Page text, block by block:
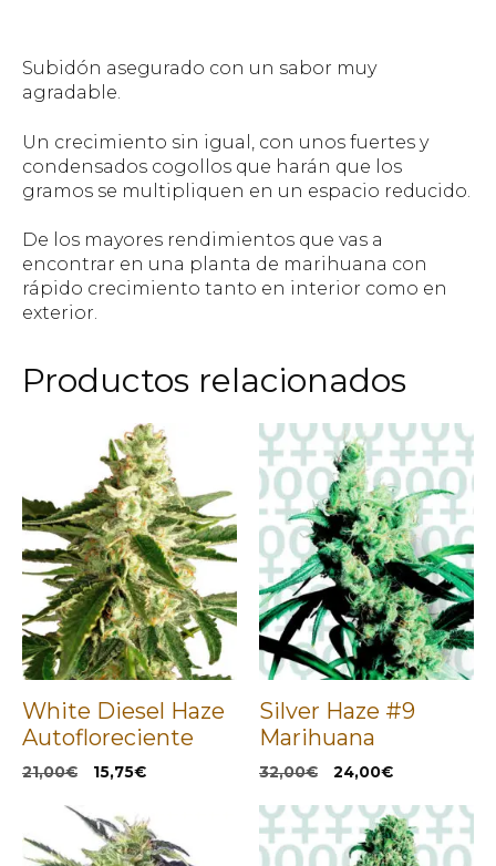
Subidón asegurado con un sabor muy
agradable.
Un crecimiento sin igual, con unos fuertes y
condensados cogollos que harán que los
gramos se multipliquen en un espacio reducido.
De los mayores rendimientos que vas a
encontrar en una planta de marihuana con
rápido crecimiento tanto en interior como en
exterior.
Productos relacionados
White Diesel Haze
Autofloreciente
21,00€
El
original
era:
21,00€.
15,75€El
actual
es:
15,75€.
Silver Haze #9
Marihuana
32,00€
El
original
era:
32,00€.
24,00€El
actual
es:
24,00€.